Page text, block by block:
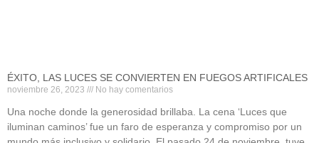
ÉXITO, LAS LUCES SE CONVIERTEN EN FUEGOS ARTIFICALES
noviembre 26, 2023 No hay comentarios
Una noche donde la generosidad brillaba. La cena ‘Luces que
iluminan caminos’ fue un faro de esperanza y compromiso por un